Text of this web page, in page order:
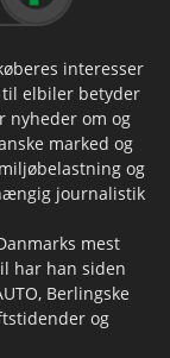
interesser
elbiler betyder
nyheder om og
marked og
og
journalistik
mest
har han siden
Berlingske
og